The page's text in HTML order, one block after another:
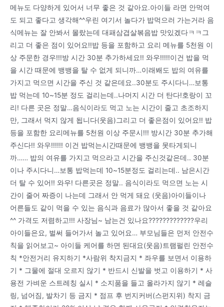
메뉴도 다양하게 있어서 너무 좋은 것 같아요.아이들 라면 안먹여
도 되고 좋다고 생각해^^우린 여기서 놀다가 밥먹으러 가는거라 음
식메뉴는 잘 안봐서 몰랐는데 대패삼겹살볶음밥 맛있겠다ㅋㅋ그
리고 더 좋은 점이 있어요!!밥 등을 포함하고 요리 메뉴를 5천원 이
상 주문한 경우!!!방 시간 30분 추가하세요!! 와우!!!!!이건 밥을 먹
을 시간 때문에 뱅뱅을 탈 수 없게 되니까…이래봬도 밥의 여유를
가지고 먹으면 시간을 주신 것 같은데요..30분도 주시다니…보통
밥 먹는데 10~15분 정도 걸리는데..나머지 시간 더 탄다!호랑이 꼬
리! 다른 곳은 정말…음식이라도 먹고 노는 시간이 줄고 초조하지
만, 그래서 먹지 않게 됩니다(웃음)그리고 더 좋은점이 있어요!! 밥
등을 포함한 요리메뉴를 5천원 이상 주문시!!! 방시간 30분 추가해
주신다!! 와우!!!!!! 이건 밥먹는시간때문에 뱅뱅을 못타게되니
까…… 밥의 여유를 가지고 먹으라고 시간을 주신것같은데.. 30분
이나 주시다니…보통 밥먹는데 10~15분정도 걸리는데.. 남은시간
더 탈 수 있어!! 와우! 다른곳은 정말.. 음식이라도 먹으면 노는 시
간이 줄어 짜증이 나는데 그래서 안 먹게 돼요 (웃음)아이들이나
어른들도 같이 먹을 수 있는 음식과 음료가 많아서 좋을 것 같아요
^^ 가격도 저렴하고!!! 사장님~ 남는건 있나요?????????????우리
아이들은요, 벌써 들어가서 놀고 있어요… 부모님들은 먼저 안전수
칙을 읽어보고~ 아이들 케어를 하면 된대요(웃음)트램펄린 안전수
칙 *안전거리 유지하기 *사람위 착지금지 * 좌우를 보면서 이용하
기 * 그물에 절대 오르지 않기 * 반드시 신발을 벗고 이용하기 * 사
용전 가벼운 스트레칭 실시 * 소지품을 들고 올라가지 않기 * 레슬
링, 넘어짐, 발차기 등 금지 * 점프 후 번지커버(스펀지위) 착지 금